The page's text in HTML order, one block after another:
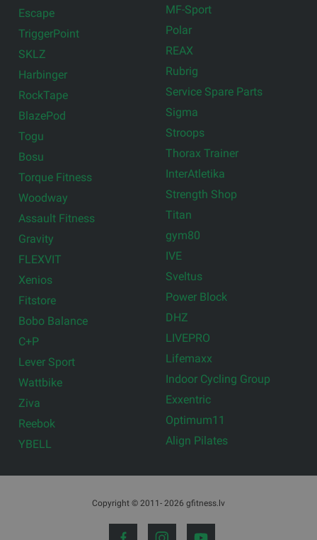
Escape
TriggerPoint
SKLZ
Harbinger
RockTape
BlazePod
Togu
Bosu
Torque Fitness
Woodway
Assault Fitness
Gravity
FLEXVIT
Xenios
Fitstore
Bobo Balance
C+P
Lever Sport
Wattbike
Ziva
Reebok
YBELL
MF-Sport
Polar
REAX
Rubrig
Service Spare Parts
Sigma
Stroops
Thorax Trainer
InterAtletika
Strength Shop
Titan
gym80
IVE
Sveltus
Power Block
DHZ
LIVEPRO
Lifemaxx
Indoor Cycling Group
Exxentric
Optimum11
Align Pilates
Copyright © 2011- 2026 gfitness.lv